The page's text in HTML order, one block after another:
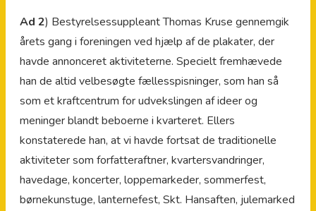
Ad 2) Bestyrelsessuppleant Thomas Kruse gennemgik
årets gang i foreningen ved hjælp af de plakater, der
havde annonceret aktiviteterne. Specielt fremhævede
han de altid velbesøgte fællesspisninger, som han så
som et kraftcentrum for udvekslingen af ideer og
meninger blandt beboerne i kvarteret. Ellers
konstaterede han, at vi havde fortsat de traditionelle
aktiviteter som forfatteraftner, kvartersvandringer,
havedage, koncerter, loppemarkeder, sommerfest,
børnekunstuge, lanternefest, Skt. Hansaften, julemarked